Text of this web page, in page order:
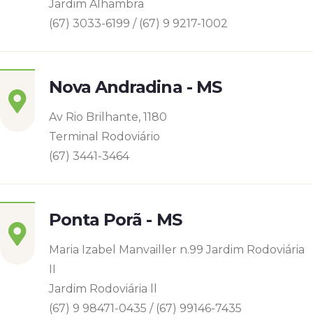
Jardim Alhambra
(67) 3033-6199 / (67) 9 9217-1002
Nova Andradina - MS
Av Rio Brilhante, 1180
Terminal Rodoviário
(67) 3441-3464
Ponta Porã - MS
Maria Izabel Manvailler n.99 Jardim Rodoviária
II
Jardim Rodoviária ll
(67) 9 98471-0435 / (67) 99146-7435